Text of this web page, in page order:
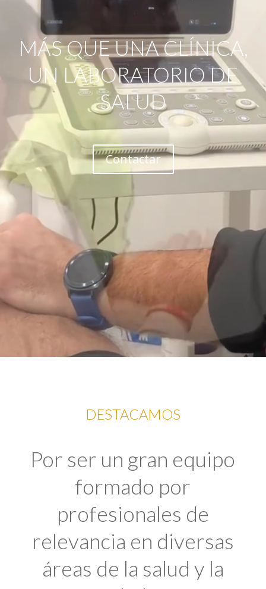
MÁS QUE UNA CLÍNICA,
UN LABORATORIO DE
SALUD
Contactar
DESTACAMOS
Por ser un gran equipo
formado por
profesionales de
relevancia en diversas
áreas de la salud y la